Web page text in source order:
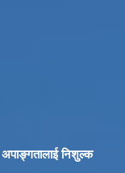
अपाङ्गतालाई निशुल्क